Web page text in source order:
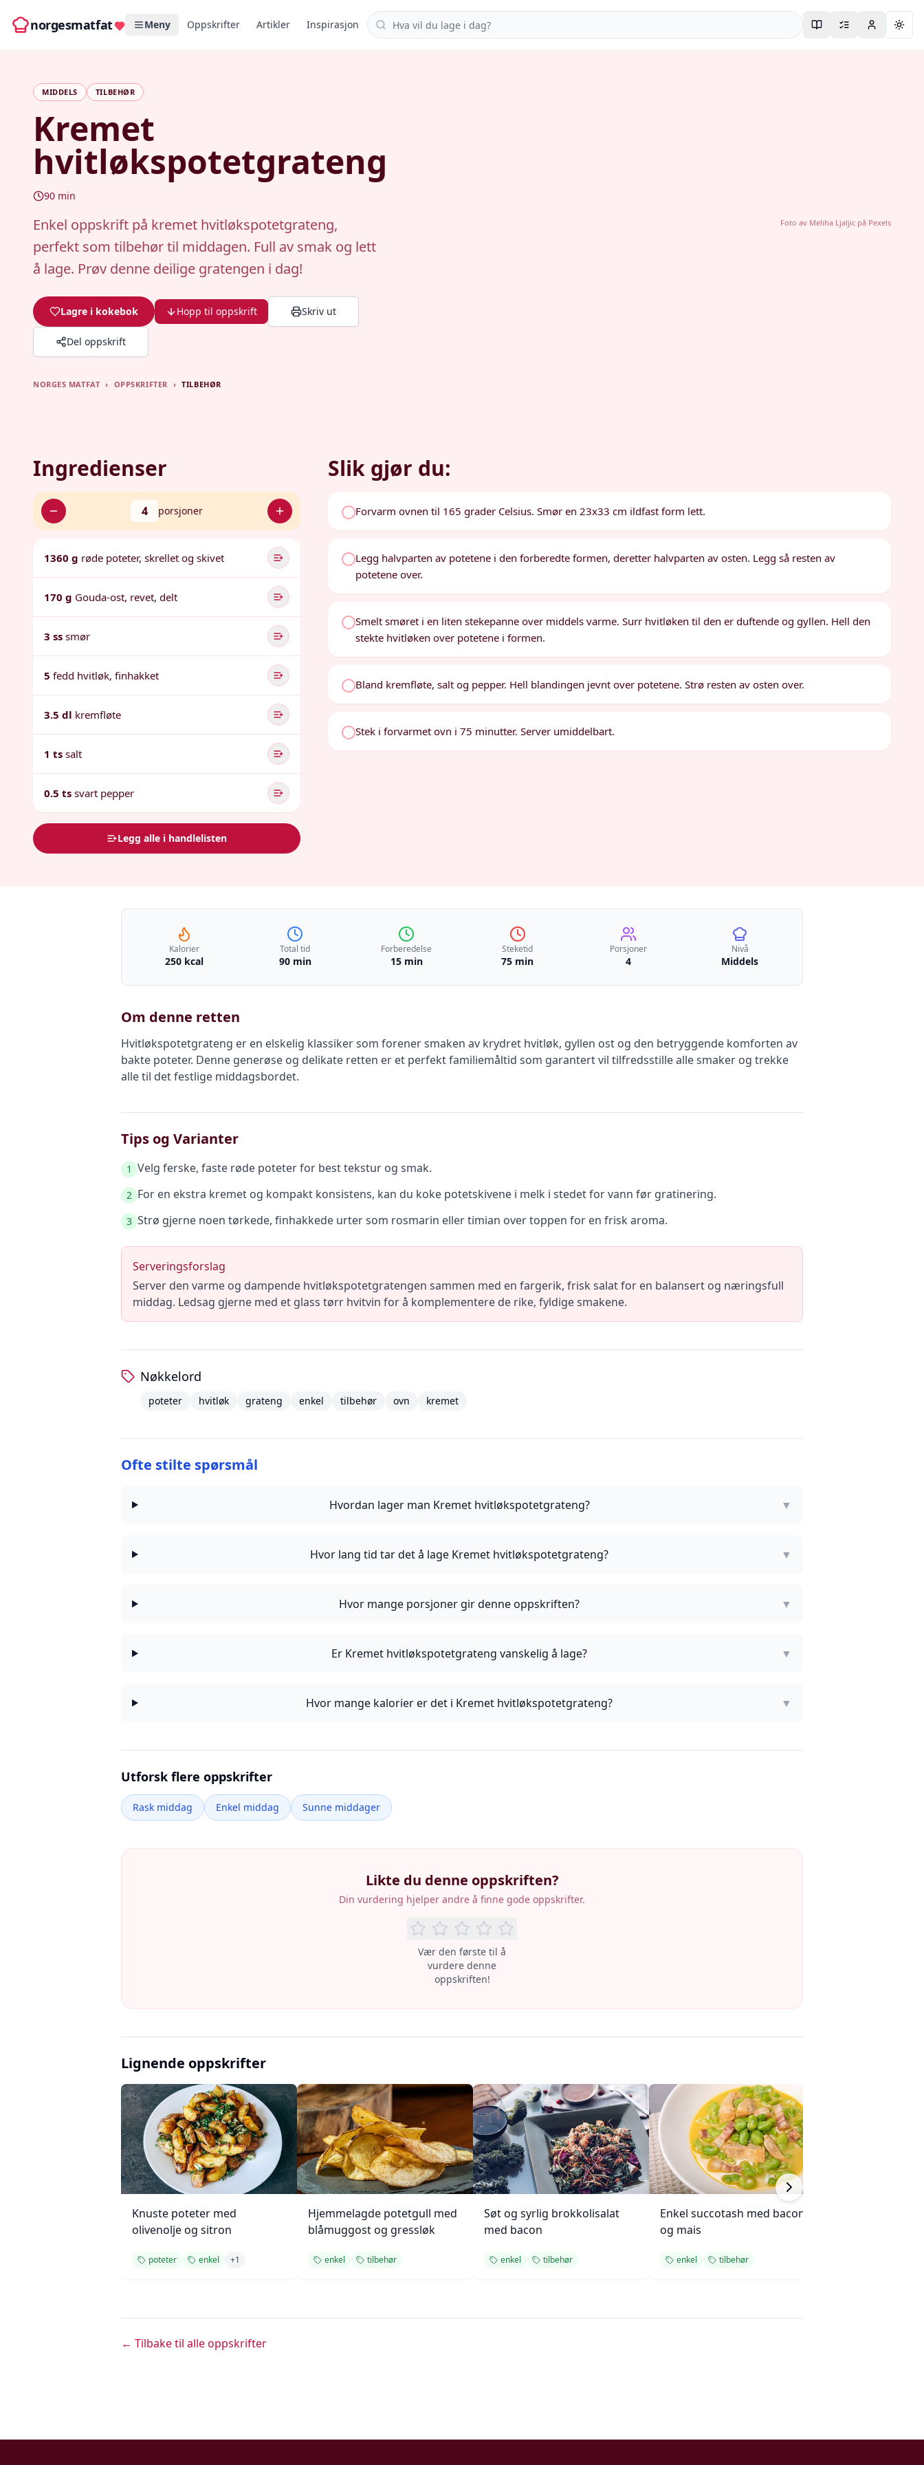
norgesmatfat Meny Oppskrifter Artikler Inspirasjon Søk i oppskrifter
MIDDELS TILBEHØR
Kremet
hvitløkspotetgrateng
90 min
Enkel oppskrift på kremet hvitløkspotetgrateng,
perfekt som tilbehør til middagen. Full av smak og lett
å lage. Prøv denne deilige gratengen i dag!
Lagre i kokebok Hopp til oppskrift Skriv ut
Del oppskrift
Foto av Meliha Ljaljicpå Pexels
NORGES MATFAT › OPPSKRIFTER › TILBEHØR
Ingredienser
4 porsjoner
1360 g røde poteter, skrellet og skivet
170 g Gouda-ost, revet, delt
3 ss smør
5 fedd hvitløk, finhakket
3.5 dl kremfløte
1 ts salt
0.5 ts svart pepper
Legg alle i handlelisten
Slik gjør du:
Forvarm ovnen til 165 grader Celsius. Smør en 23x33 cm ildfast form lett.
Legg halvparten av potetene i den forberedte formen, deretter halvparten av osten. Legg så resten av
potetene over.
Smelt smøret i en liten stekepanne over middels varme. Surr hvitløken til den er duftende og gyllen. Hell den
stekte hvitløken over potetene i formen.
Bland kremfløte, salt og pepper. Hell blandingen jevnt over potetene. Strø resten av osten over.
Stek i forvarmet ovn i 75 minutter. Server umiddelbart.
Kalorier
250 kcal
Total tid
90 min
Forberedelse
15 min
Steketid
75 min
Porsjoner
4
Nivå
Middels
Om denne retten
Hvitløkspotetgrateng er en elskelig klassiker som forener smaken av krydret hvitløk, gyllen ost og den betryggende komforten av
bakte poteter. Denne generøse og delikate retten er et perfekt familiemåltid som garantert vil tilfredsstille alle smaker og trekke
alle til det festlige middagsbordet.
Tips og Varianter
1 Velg ferske, faste røde poteter for best tekstur og smak.
2 For en ekstra kremet og kompakt konsistens, kan du koke potetskivene i melk i stedet for vann før gratinering.
3 Strø gjerne noen tørkede, finhakkede urter som rosmarin eller timian over toppen for en frisk aroma.
Serveringsforslag
Server den varme og dampende hvitløkspotetgratengen sammen med en fargerik, frisk salat for en balansert og næringsfull
middag. Ledsag gjerne med et glass tørr hvitvin for å komplementere de rike, fyldige smakene.
Nøkkelord
poteter hvitløk grateng enkel tilbehør ovn kremet
Ofte stilte spørsmål
Hvordan lager man Kremet hvitløkspotetgrateng? ▼
Hvor lang tid tar det å lage Kremet hvitløkspotetgrateng? ▼
Hvor mange porsjoner gir denne oppskriften? ▼
Er Kremet hvitløkspotetgrateng vanskelig å lage? ▼
Hvor mange kalorier er det i Kremet hvitløkspotetgrateng? ▼
Utforsk flere oppskrifter
Rask middag Enkel middag Sunne middager
Likte du denne oppskriften?
Din vurdering hjelper andre å finne gode oppskrifter.
Vær den første til å
vurdere denne
oppskriften!
Lignende oppskrifter
Knuste poteter med
olivenolje og sitron
poteter enkel +1
Hjemmelagde potetgull med
blåmuggost og gressløk
enkel tilbehør
Søt og syrlig brokkolisalat
med bacon
enkel tilbehør
Enkel succotash med bacon
og mais
enkel tilbehør
← Tilbake til alle oppskrifter